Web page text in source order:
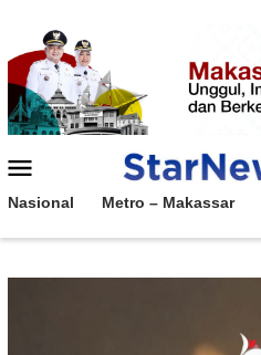
konten
Mobile
Nasional Metro – Makassar